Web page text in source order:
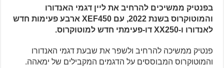
בפנטיק ממשיכים להרחיב את ליין דגמי האנדורו
והמוטוקרוס בשנת 2022, עם XEF450 ארבע פעימות חדש
לאנדורו ו-XX250 דו-פעימתי חדש למוטוקרוס.
פנטיק ממשיכה להרחיב ולשפר את שבעת דגמי האנדורו
והמוטוקרוס המבוססים על הדגמים המקבילים של ימאהה.